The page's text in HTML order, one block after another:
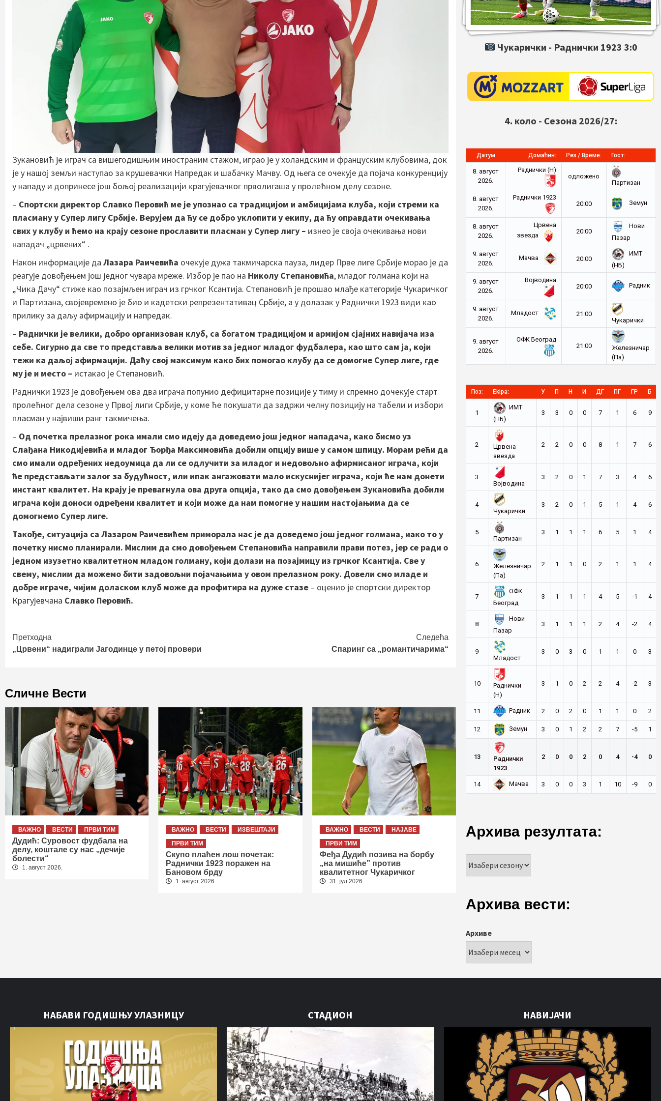
Зукановић је играч са вишегодишњим иностраним стажом, играо је у холандским и француским клубовима, док
је у нашој земљи наступао за крушевачки Напредак и шабачку Мачву. Од њега се очекује да појача конкуренцију
у нападу и допринесе још бољој реализацији крагујевачког прволигаша у пролећном делу сезоне.
– Спортски директор Славко Перовић ме је упознао са традицијом и амбицијама клуба, који стреми ка
пласману у Супер лигу Србије. Верујем да ћу се добро уклопити у екипу, да ћу оправдати очекивања
свих у клубу и ћемо на крају сезоне прославити пласман у Супер лигу – изнео је своја очекивања нови
нападач „црвених“ .
Након информације да Лазара Раичевића очекује дужа такмичарска пауза, лидер Прве лиге Србије морао је да
реагује довођењем још једног чувара мреже. Избор је пао на Николу Степановића, младог голмана који на
„Чика Дачу“ стиже као позајмљен играч из грчког Ксантија. Степановић је прошао млађе категорије Чукаричког
и Партизана, својевремено је био и кадетски репрезентативац Србије, а у долазак у Раднички 1923 види као
прилику за даљу афирмацију и напредак.
– Раднички је велики, добро организован клуб, са богатом традицијом и армијом сјајних навијача иза
себе. Сигурно да све то представља велики мотив за једног младог фудбалера, као што сам ја, који
тежи ка даљој афирмацији. Даћу свој максимум како бих помогао клубу да се домогне Супер лиге, где
му је и место – истакао је Степановић.
Раднички 1923 је довођењем ова два играча попунио дефицитарне позиције у тиму и спремно дочекује старт
пролећног дела сезоне у Првој лиги Србије, у коме ће покушати да задржи челну позицију на табели и избори
пласман у највиши ранг такмичења.
– Од почетка прелазног рока имали смо идеју да доведемо још једног нападача, како бисмо уз
Слађана Никодијевића и младог Ђорђа Максимовића добили опцију више у самом шпицу. Морам рећи да
смо имали одређених недоумица да ли се одлучити за младог и недовољно афирмисаног играча, који
ће представљати залог за будућност, или ипак ангажовати мало искуснијег играча, који ће нам донети
инстант квалитет. На крају је превагнула ова друга опција, тако да смо довођењем Зукановића добили
играча који доноси одређени квалитет и који може да нам помогне у нашим настојањима да се
домогнемо Супер лиге.
Такође, ситуација са Лазаром Раичевићем приморала нас је да доведемо још једног голмана, иако то у
почетку нисмо планирали. Мислим да смо довођењем Степановића направили прави потез, јер се ради о
једном изузетно квалитетном младом голману, који долази на позајмицу из грчког Ксантија. Све у
свему, мислим да можемо бити задовољни појачањима у овом прелазном року. Довели смо младе и
добре играче, чијим доласком клуб може да профитира на дуже стазе – оценио је спортски директор
Крагујевчана Славко Перовић.
Continue
Reading
Претходна
„Црвени“ надиграли Јагодинце у петој провери
Следећа
Спаринг са „романтичарима“
Сличне Вести
ВАЖНО ВЕСТИ ПРВИ ТИМ
Дудић: Суровост фудбала на
делу, коштале су нас „дечије
болести“
1. август 2026.
ВАЖНО ВЕСТИ
ИЗВЕШТАЈИ
ПРВИ ТИМ
Скупо плаћен лош почетак:
Раднички 1923 поражен на
Бановом брду
1. август 2026.
ВАЖНО ВЕСТИ
НАЈАВЕ
ПРВИ ТИМ
Феђа Дудић позива на борбу
„на мишиће” против
квалитетног Чукаричког
31. јул 2026.
Чукарички - Раднички 1923 3:0
4. коло - Сезона 2026/27:
Датум Домаћин: Рез / Време: Гост:
8. август
2026.
Раднички (Н)
oдложено
Партизан
8. август
2026.
Раднички 1923
20:00
Земун
8. август
2026.
Црвена
звезда
20:00
Нови
Пазар
9. август
2026.
Мачва 20:00
ИМТ
(НБ)
9. август
2026.
Војводина
20:00
Радник
9. август
2026.
Младост
21:00
Чукарички
9. август
2026.
ОФК Београд
21:00
Железничар
(Па)
Поз: Ekipa: У П Н И ДГ ПГ ГР Б
1
ИМТ
(НБ)
3 3 0 0 7 1 6 9
2
Црвена
звезда
2 2 0 0 8 1 7 6
3
Војводина
3 2 0 1 7 3 4 6
4
Чукарички
3 2 0 1 5 1 4 6
5
Партизан
3 1 1 1 6 5 1 4
6
Железничар
(Па)
2 1 1 0 2 1 1 4
7
ОФК
Београд
3 1 1 1 4 5 -1 4
8
Нови
Пазар
3 1 1 1 2 4 -2 4
9
Младост
3 0 3 0 1 1 0 3
10
Раднички
(Н)
3 1 0 2 2 4 -2 3
11 Радник 2 0 2 0 1 1 0 2
12 Земун 3 0 1 2 2 7 -5 1
13
Раднички
1923
2 0 0 2 0 4 -4 0
14 Мачва 3 0 0 3 1 10 -9 0
Архива резултата:
Архива вести:
Архиве
НАБАВИ ГОДИШЊУ УЛАЗНИЦУ СТАДИОН НАВИЈАЧИ